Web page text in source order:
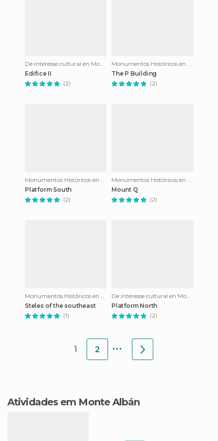
De interesse cultural en Monte Albán
Edifice II
(2)
Monumentos Históricos en Monte Albán
The P Building
(2)
Monumentos Históricos en Monte Albán
Platform South
(2)
Monumentos Históricos en Monte Albán
Mount Q
(2)
Monumentos Históricos en Monte Albán
Steles of the southeast
(1)
De interesse cultural en Monte Albán
Platform North
(2)
1 2 ...
Atividades em Monte Albán